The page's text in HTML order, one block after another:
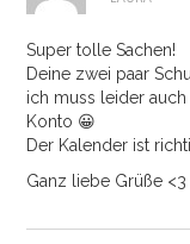
Super tolle Sachen!
Deine zwei paar
ich muss leider auch
Konto 😀
Der Kalender ist
Ganz liebe Grüße <3